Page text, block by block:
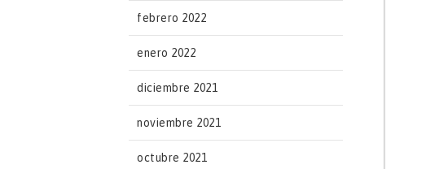
febrero 2022
enero 2022
diciembre 2021
noviembre 2021
octubre 2021